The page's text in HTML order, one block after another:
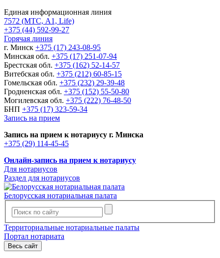
Единая информационная линия
7572 (МТС, A1, Life)
+375 (44) 592-99-27
Горячая линия
г. Минск +375 (17) 243-08-95
Минская обл. +375 (17) 251-07-94
Брестская обл. +375 (162) 52-14-57
Витебская обл. +375 (212) 60-85-15
Гомельская обл. +375 (232) 29-39-48
Гродненская обл. +375 (152) 55-50-80
Могилевская обл. +375 (222) 76-48-50
БНП +375 (17) 323-59-34
Запись на прием
Запись на прием к нотариусу г. Минска
+375 (29) 114-45-45
Онлайн-запись на прием к нотариусу
Для нотариусов
Раздел для нотариусов
Белорусская нотариальная палата
Территориальные нотариальные палаты
Портал нотариата
Весь сайт